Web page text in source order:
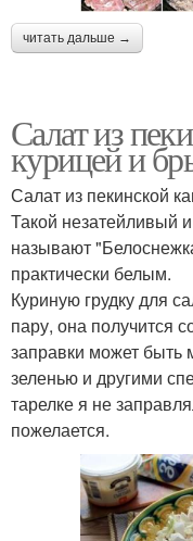
читать дальше →
Салат из
курицей и
Салат из пекинской
Такой незатейливый
называют
практически белым.
Куриную грудку для
пару, она получится
заправки может быть
зеленью и другими
тарелке я не
пожелается.